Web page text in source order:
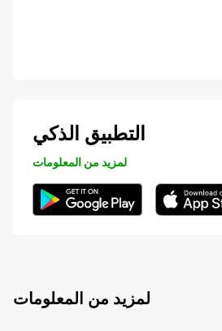
التطبيق الذكي
لمزيد من المعلومات
لمزيد من المعلومات